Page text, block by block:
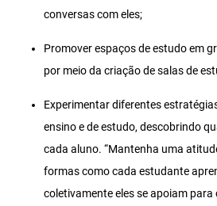
conversas com eles;
Promover espaços de estudo em
por meio da criação de salas de
Experimentar diferentes
ensino e de estudo, descobrindo
cada aluno. “Mantenha uma
formas como cada estudante
coletivamente eles se apoiam